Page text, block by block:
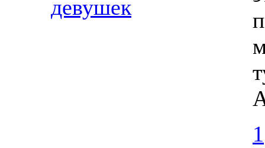
девушек
1